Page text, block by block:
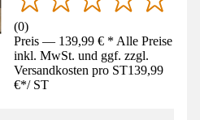
(0)
Preis — 139,99 € * Alle Preise
inkl. MwSt. und ggf. zzgl.
Versandkosten pro ST139,99
€*/ ST